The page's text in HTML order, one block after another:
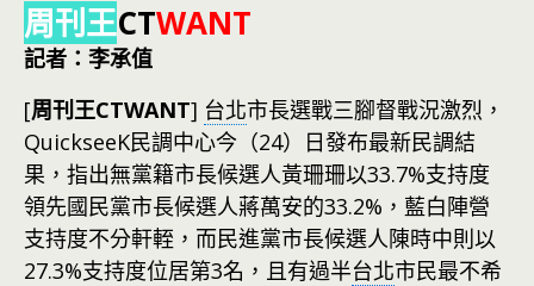
周刊王CTWANT
記者：李承值
[周刊王CTWANT] 台北市長選戰三腳督戰況激烈，
QuickseeK民調中心今（24）日發布最新民調結
果，指出無黨籍市長候選人黃珊珊以33.7%支持度
領先國民黨市長候選人蔣萬安的33.2%，藍白陣營
支持度不分軒輊，而民進黨市長候選人陳時中則以
27.3%支持度位居第3名，且有過半台北市民最不希